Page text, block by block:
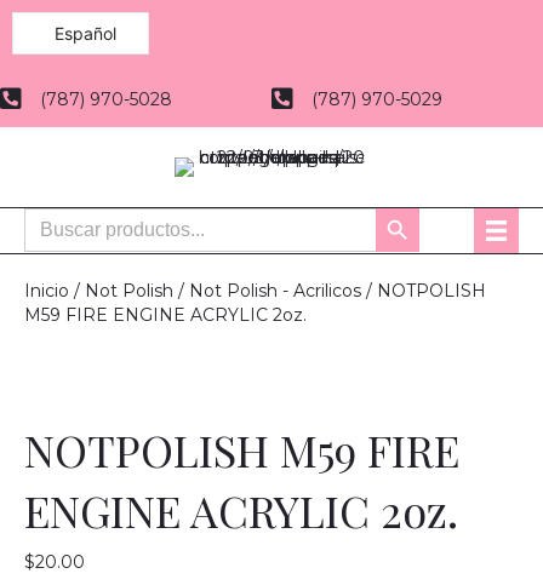
Español
(787) 970-5028 (787) 970-5029
Buscar:
Botón
de
búsqueda
Inicio / Not Polish / Not Polish - Acrilicos / NOTPOLISH
M59 FIRE ENGINE ACRYLIC 2oz.
NOTPOLISH M59 FIRE
ENGINE ACRYLIC 2oz.
$20.00